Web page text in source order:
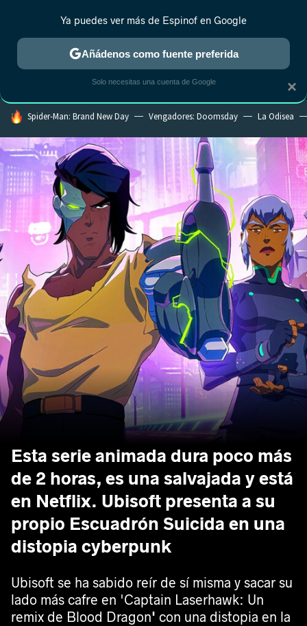
MENÚ NUEVO
ESTRENOS REALITY ANIME RANKINGS CINE
HOY SE HABLA DE
Spider-Man: Brand New Day Vengadores: Doomsday La Odisea
Esta serie animada dura poco más
de 2 horas, es una salvajada y está
en Netflix. Ubisoft presenta a su
propio Escuadrón Suicida en una
distopia cyberpunk
Ubisoft se ha sabido reír de sí misma y sacar su
lado más cafre en 'Captain Laserhawk: Un
remix de Blood Dragon' con una distopia en la
×
Ya puedes ver más de Espinof en Google
Añádenos como fuente preferida
Solo necesitas una cuenta de Google